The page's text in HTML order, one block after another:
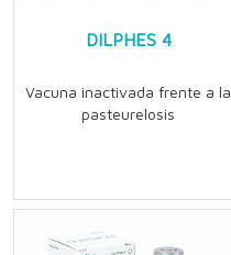
DILPHES 4
Vacuna inactivada frente a la
pasteurelosis